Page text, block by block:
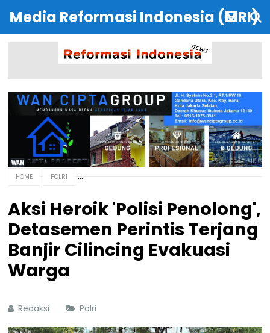
Media Reformasi Indonesia (MRI)
HOME POLRI
Aksi Heroik 'Polisi Penolong',
Detasemen Perintis Terjang
Banjir Cilincing Evakuasi
Warga
Redaksi Polri